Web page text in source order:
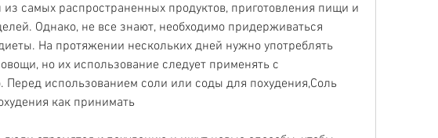
из самых распространенных продуктов, приготовления пищи и
Однако, не все знают, необходимо придерживаться
На протяжении нескольких дней нужно употреблять
но их использование следует применять с
Перед использованием соли или соды для похудения,Соль
как принимать